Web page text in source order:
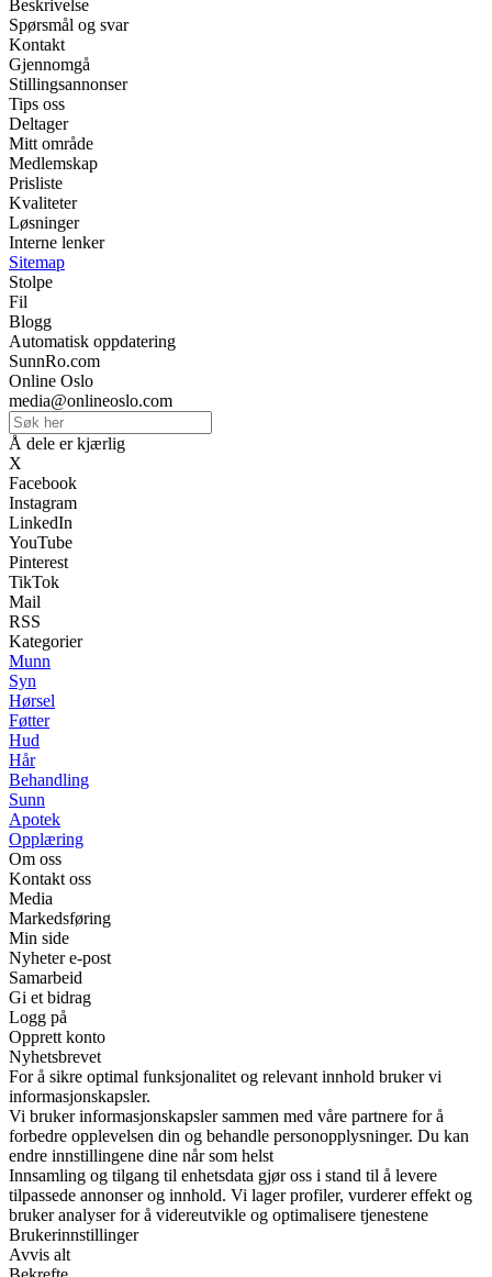
Beskrivelse
Spørsmål og svar
Kontakt
Gjennomgå
Stillingsannonser
Tips oss
Deltager
Mitt område
Medlemskap
Prisliste
Kvaliteter
Løsninger
Interne lenker
Sitemap
Stolpe
Fil
Blogg
Automatisk oppdatering
SunnRo.com
Online Oslo
media@onlineoslo.com
Å dele er kjærlig
X
Facebook
Instagram
LinkedIn
YouTube
Pinterest
TikTok
Mail
RSS
Kategorier
Munn
Syn
Hørsel
Føtter
Hud
Hår
Behandling
Sunn
Apotek
Opplæring
Om oss
Kontakt oss
Media
Markedsføring
Min side
Nyheter e-post
Samarbeid
Gi et bidrag
Logg på
Opprett konto
Nyhetsbrevet
For å sikre optimal funksjonalitet og relevant innhold bruker vi
informasjonskapsler.
Vi bruker informasjonskapsler sammen med våre partnere for å
forbedre opplevelsen din og behandle personopplysninger. Du kan
endre innstillingene dine når som helst
Innsamling og tilgang til enhetsdata gjør oss i stand til å levere
tilpassede annonser og innhold. Vi lager profiler, vurderer effekt og
bruker analyser for å videreutvikle og optimalisere tjenestene
Brukerinnstillinger
Avvis alt